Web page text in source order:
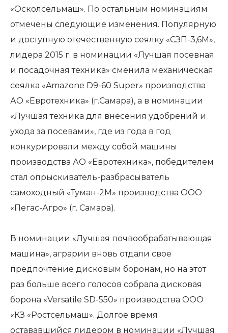
«Осколсельмаш». По остальным номинациям
отмечены следующие изменения. Популярную
и доступную отечественную сеялку «СЗП-3,6М»,
лидера 2015 г. в номинации «Лучшая посевная
и посадочная техника» сменила механическая
сеялка «Amazone D9-60 Super» производства
АО «Евротехника» (г.Самара), а в номинации
«Лучшая техника для внесения удобрений и
ухода за посевами», где из года в год
конкурировали между собой машины
производства АО «Евротехника», победителем
стал опрыскиватель-разбрасыватель
самоходный «Туман-2М» производства ООО
«Пегас-Агро» (г. Самара).
В номинации «Лучшая почвообрабатывающая
машина», аграрии вновь отдали свое
предпочтение дисковым боронам, но на этот
раз больше всего голосов собрала дисковая
борона «Versatile SD-550» производства ООО
«КЗ «Ростсельмаш». Долгое время
остававшийся лидером в номинации «Лучшая